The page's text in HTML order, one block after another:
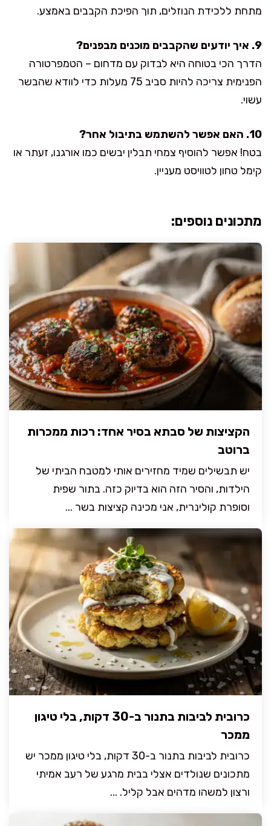
מתחת ללכידת הנוזלים, תוך הפיכת הקבבים באמצע.
9. איך יודעים שהקבבים מוכנים מבפנים?
הדרך הכי בטוחה היא לבדוק עם מדחום – הטמפרטורה
הפנימית צריכה להיות סביב 75 מעלות כדי לוודא שהבשר
עשוי.
10. האם אפשר להשתמש בתיבול אחר?
בטח! אפשר להוסיף צמחי תבלין יבשים כמו אורגנו, זעתר או
קימל טחון לטוויסט מעניין.
מתכונים נוספים:
הקציצות של סבתא בסיר אחד: רכות ממכרות
ברוטב
יש תבשילים שמיד מחזירים אותי למטבח הביתי של
הילדות, והסיר הזה הוא בדיוק כזה. בתור שפית
וסופרת קולינרית, אני מכינה קציצות בשר ...
כרובית לביבות בתנור ב-30 דקות, בלי טיגון
ממכר
כרובית לביבות בתנור ב-30 דקות, בלי טיגון ממכר יש
מתכונים שנולדים אצלי בבית מרגע של רעב אמיתי
ורצון למשהו מדהים אבל קליל. ...